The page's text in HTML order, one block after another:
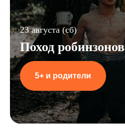
23 августа (сб)
Поход робинзонов
5+ и родители